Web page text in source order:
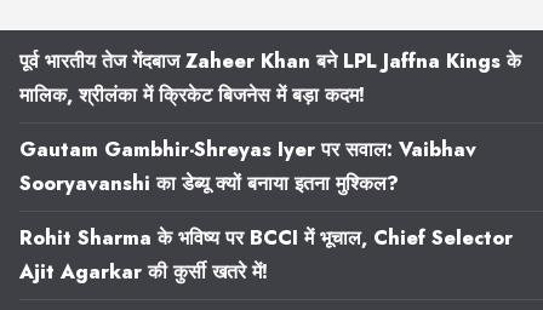
पूर्व भारतीय तेज गेंदबाज Zaheer Khan बने LPL Jaffna Kings के
मालिक, श्रीलंका में क्रिकेट बिजनेस में बड़ा कदम!
Gautam Gambhir-Shreyas Iyer पर सवाल: Vaibhav
Sooryavanshi का डेब्यू क्यों बनाया इतना मुश्किल?
Rohit Sharma के भविष्य पर BCCI में भूचाल, Chief Selector
Ajit Agarkar की कुर्सी खतरे में!